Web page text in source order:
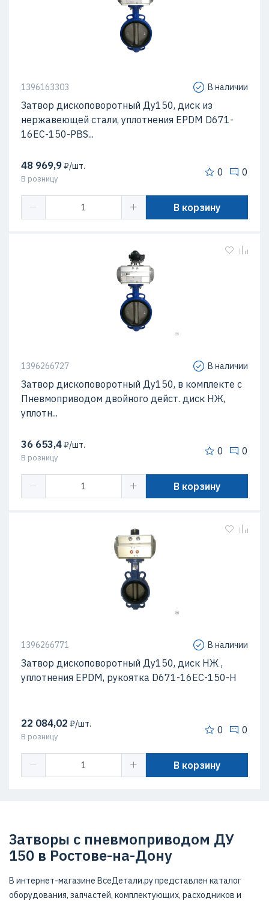
1396163303 В наличии
Затвор дископоворотный Ду150, диск из
нержавеющей стали, уплотнения EPDM D671-
16EC-150-PBS...
48 969,9₽/шт.
В розницу
0 0
В корзину
1396266727 В наличии
Затвор дископоворотный Ду150, в комплекте с
Пневмоприводом двойного дейст. диск НЖ,
уплотн...
36 653,4₽/шт.
В розницу
0 0
В корзину
1396266771 В наличии
Затвор дископоворотный Ду150, диск НЖ ,
уплотнения EPDM, рукоятка D671-16EC-150-H
22 084,02 ₽/шт.
В розницу
0 0
В корзину
Затворы с пневмоприводом ДУ
150 в Ростове-на-Дону
В интернет-магазине ВсеДетали.ру представлен каталог
оборудования, запчастей, комплектующих, расходников и